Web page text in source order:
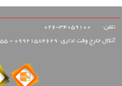
تلفن:
آنکال خارج وقت اداری: 09921584629 - 09124190255